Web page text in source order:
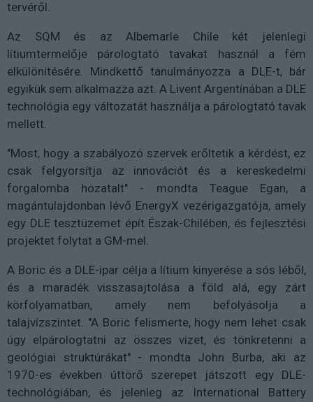
tervéről.
Az SQM és az Albemarle Chile két jelenlegi
lítiumtermelője párologtató tavakat használ a fém
elkülönítésére. Mindkettő tanulmányozza a DLE-t, bár
egyikük sem alkalmazza azt. A Livent Argentínában a DLE
technológia egy változatát használja a párologtató tavak
mellett.
"Most, hogy a szabályozó szervek erőltetik a kérdést, ez
csak felgyorsítja az innovációt és a kereskedelmi
forgalomba hozatalt" - mondta Teague Egan, a
magántulajdonban lévő EnergyX vezérigazgatója, amely
egy DLE tesztüzemet épít Észak-Chilében, és fejlesztési
projektet folytat a GM-mel.
A Boric és a DLE-ipar célja a lítium kinyerése a sós léből,
és a maradék visszasajtolása a föld alá, egy zárt
körfolyamatban, amely nem befolyásolja a
talajvízszintet. "A Boric felismerte, hogy nem lehet csak
úgy elpárologtatni az összes vizet, és tönkretenni a
geológiai struktúrákat" - mondta John Burba, aki az
1970-es években úttörő szerepet játszott egy DLE-
technológiában, és jelenleg az International Battery